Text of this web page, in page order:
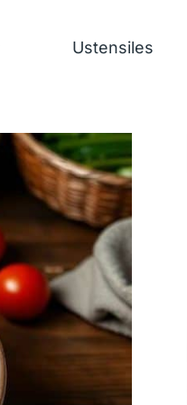
Ustensiles